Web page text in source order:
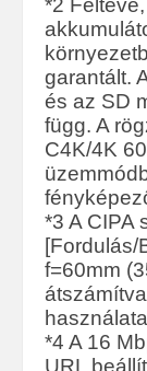
*2
garantált.
és az SD
függ. A
C4K/4K
*3 A CIPA
[Fordulás/
f=60mm
*4 A 16
URL